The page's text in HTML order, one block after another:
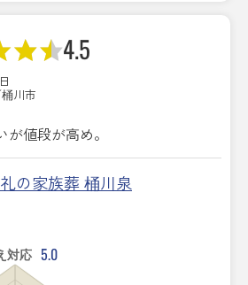
4.5
川市
値段が高め。
の家族葬 桶川泉
対応 5.0